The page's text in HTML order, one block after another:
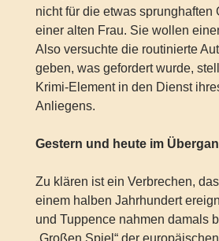
nicht für die etwas sprunghaften
einer alten Frau. Sie wollen
Also versuchte die routinierte
geben, was gefordert wurde,
Krimi-Element in den Dienst
Anliegens.
Gestern und heute im
Zu klären ist ein Verbrechen,
einem halben Jahrhundert
und Tuppence nahmen damals
„Großen Spiel“ der